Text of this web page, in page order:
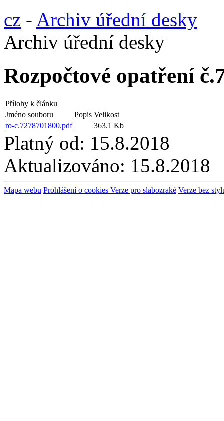
cz - Archiv úřední desky
Archiv úřední desky
Rozpočtové opatření
Přílohy k článku
Jméno souboru
Popis Velikost
ro-c.7278701800.pdf
363.1 Kb
Platný od: 15.8.2018
Aktualizováno: 15.8.2018
Mapa webu Prohlášení o cookies Verze pro slabozraké Verze bez